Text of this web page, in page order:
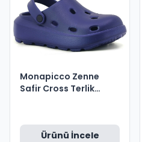
Monapicco Zenne
Safir Cross Terlik
Ürünü İncele